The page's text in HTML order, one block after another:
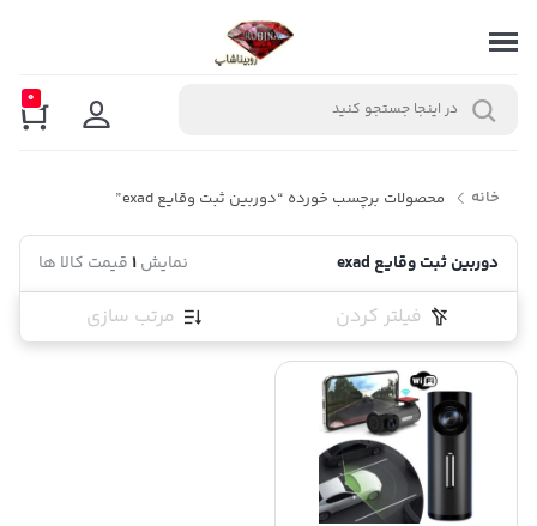
0
خانه محصولات برچسب خورده “دوربین ثبت وقایع exad”
دوربین ثبت وقایع exad نمایش1قیمت کالا ها
فیلتر کردن مرتب سازی